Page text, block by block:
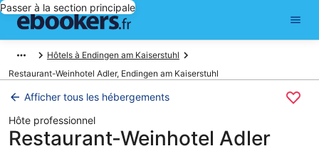
Passer à la section principale
Hôtels à Endingen am Kaiserstuhl
Restaurant-Weinhotel Adler, Endingen am Kaiserstuhl
Afficher tous les hébergements
Hôte professionnel
Restaurant-Weinhotel Adler